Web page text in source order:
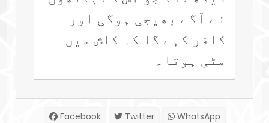
نے آگے بھیجی ہوگی اور
کافر کہے گا کہ کاش میں
مٹی ہوتا۔
Facebook Twitter
WhatsApp